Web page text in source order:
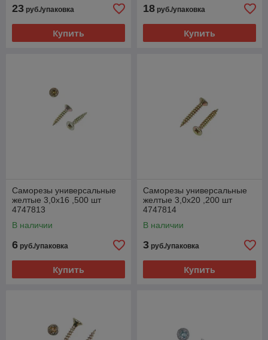
23 руб./упаковка
Купить
18 руб./упаковка
Купить
Саморезы универсальные
желтые 3,0х16 ,500 шт
4747813
В наличии
6 руб./упаковка
Купить
Саморезы универсальные
желтые 3,0х20 ,200 шт
4747814
В наличии
3 руб./упаковка
Купить